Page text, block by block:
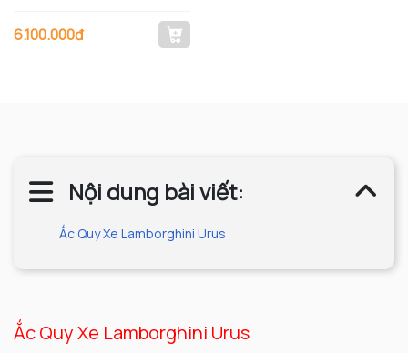
6.100.000đ
Nội dung bài viết:
Ắc Quy Xe Lamborghini Urus
Ắc Quy Xe Lamborghini Urus